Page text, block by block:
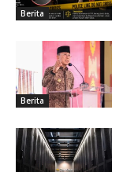
Berita
Berita